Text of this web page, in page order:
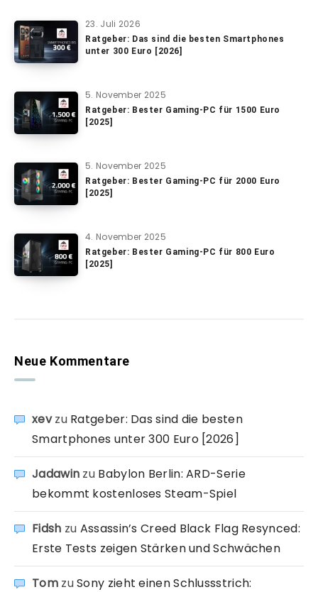
23. Juli 2026
Ratgeber: Das sind die besten Smartphones
unter 300 Euro [2026]
5. November 2025
Ratgeber: Bester Gaming-PC für 1500 Euro
[2025]
5. November 2025
Ratgeber: Bester Gaming-PC für 2000 Euro
[2025]
4. November 2025
Ratgeber: Bester Gaming-PC für 800 Euro
[2025]
Neue Kommentare
xevzu Ratgeber: Das sind die besten
Smartphones unter 300 Euro [2026]
Jadawin zu Babylon Berlin: ARD-Serie
bekommt kostenloses Steam-Spiel
Fidsh zu Assassin’s Creed Black Flag Resynced:
Erste Tests zeigen Stärken und Schwächen
TomzuSony zieht einen Schlussstrich: